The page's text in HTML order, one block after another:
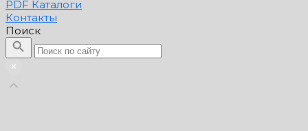
PDF Каталоги
Контакты
Поиск